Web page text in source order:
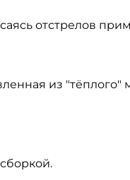
отстрелов
из